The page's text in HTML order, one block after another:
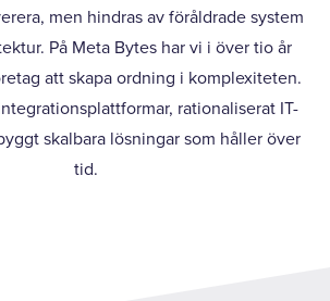
men hindras av föråldrade system
På Meta Bytes har vi i över tio år
att skapa ordning i komplexiteten.
rationaliserat IT-
skalbara lösningar som håller över
tid.